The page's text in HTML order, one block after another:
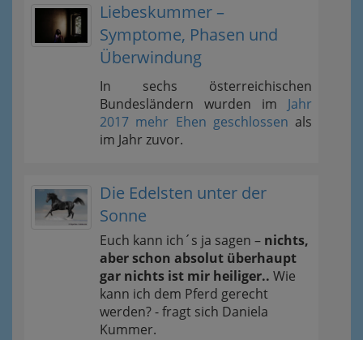
Liebeskummer –
Symptome, Phasen und
Überwindung
In sechs österreichischen
Bundesländern wurden im Jahr
2017 mehr Ehen geschlossen als
im Jahr zuvor.
Die Edelsten unter der
Sonne
Euch kann ich´s ja sagen – nichts,
aber schon absolut überhaupt
gar nichts ist mir heiliger.. Wie
kann ich dem Pferd gerecht
werden? - fragt sich Daniela
Kummer.